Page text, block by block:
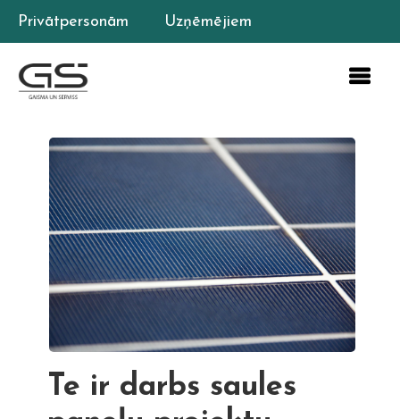
Privātpersonām Uzņēmējiem
Te ir darbs saules